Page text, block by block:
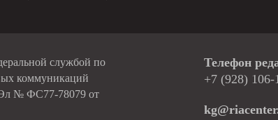
службой по
коммуникаций
Эл № ФС77-78079 от
Телефон
+7 (928) 106-